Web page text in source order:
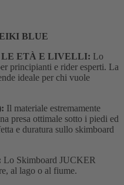
BLUE
LE ETÀ E LIVELLI: Lo
principianti e rider esperti. La
ideale per chi vuole
Il materiale estremamente
presa ottimale sotto i piedi ed
e duratura sullo skimboard
Lo Skimboard JUCKER
al lago o al fiume.